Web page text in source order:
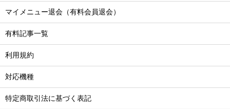
マイメニュー退会（有料会員退会）
有料記事一覧
利用規約
対応機種
特定商取引法に基づく表記